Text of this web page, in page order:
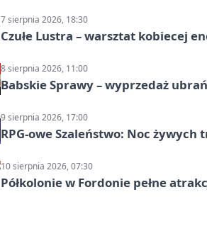
7 sierpnia 2026, 18:30
Czułe Lustra – warsztat kobiecej
8 sierpnia 2026, 11:00
Babskie Sprawy – wyprzedaż ubrań
9 sierpnia 2026, 17:00
RPG-owe Szaleństwo: Noc żywych
10 sierpnia 2026, 07:30
Półkolonie w Fordonie pełne